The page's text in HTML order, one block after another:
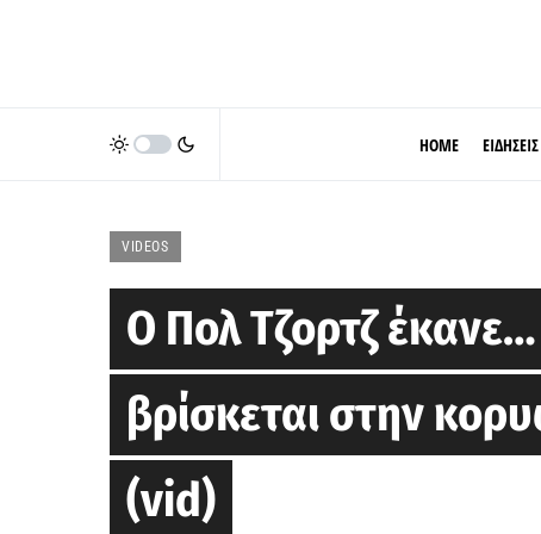
HOME ΕΙΔΗΣΕΙΣ
VIDEOS
Ο Πολ Τζορτζ
βρίσκεται στην
(vid)